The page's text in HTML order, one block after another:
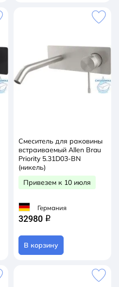
Смеситель для раковины
встраиваемый Allen Brau
Priority 5.31D03-BN
(никель)
Привезем к 10 июля
Германия
32980 q
В корзину